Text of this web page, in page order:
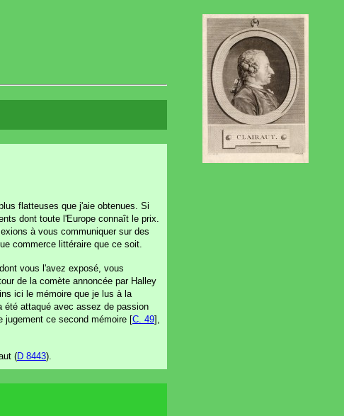
flatteuses que j'aie obtenues. Si
dont toute l'Europe connaît le prix.
à vous communiquer sur des
commerce littéraire que ce soit.
vous l'avez exposé, vous
de la comète annoncée par Halley
ici le mémoire que je lus à la
été attaqué avec assez de passion
jugement ce second mémoire [C. 49],
(D 8443).